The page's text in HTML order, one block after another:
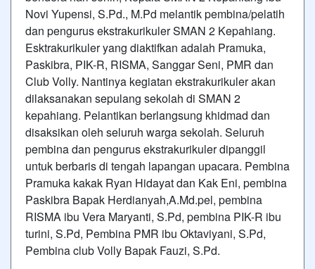
Novi Yupensi, S.Pd., M.Pd melantik pembina/pelatih
dan pengurus ekstrakurikuler SMAN 2 Kepahiang.
Esktrakurikuler yang diaktifkan adalah Pramuka,
Paskibra, PIK-R, RISMA, Sanggar Seni, PMR dan
Club Volly. Nantinya kegiatan ekstrakurikuler akan
dilaksanakan sepulang sekolah di SMAN 2
kepahiang. Pelantikan berlangsung khidmad dan
disaksikan oleh seluruh warga sekolah. Seluruh
pembina dan pengurus ekstrakurikuler dipanggil
untuk berbaris di tengah lapangan upacara. Pembina
Pramuka kakak Ryan Hidayat dan Kak Eni, pembina
Paskibra Bapak Herdianyah,A.Md.pel, pembina
RISMA ibu Vera Maryanti, S.Pd, pembina PIK-R ibu
turini, S.Pd, Pembina PMR ibu Oktaviyani, S.Pd,
Pembina club Volly Bapak Fauzi, S.Pd.